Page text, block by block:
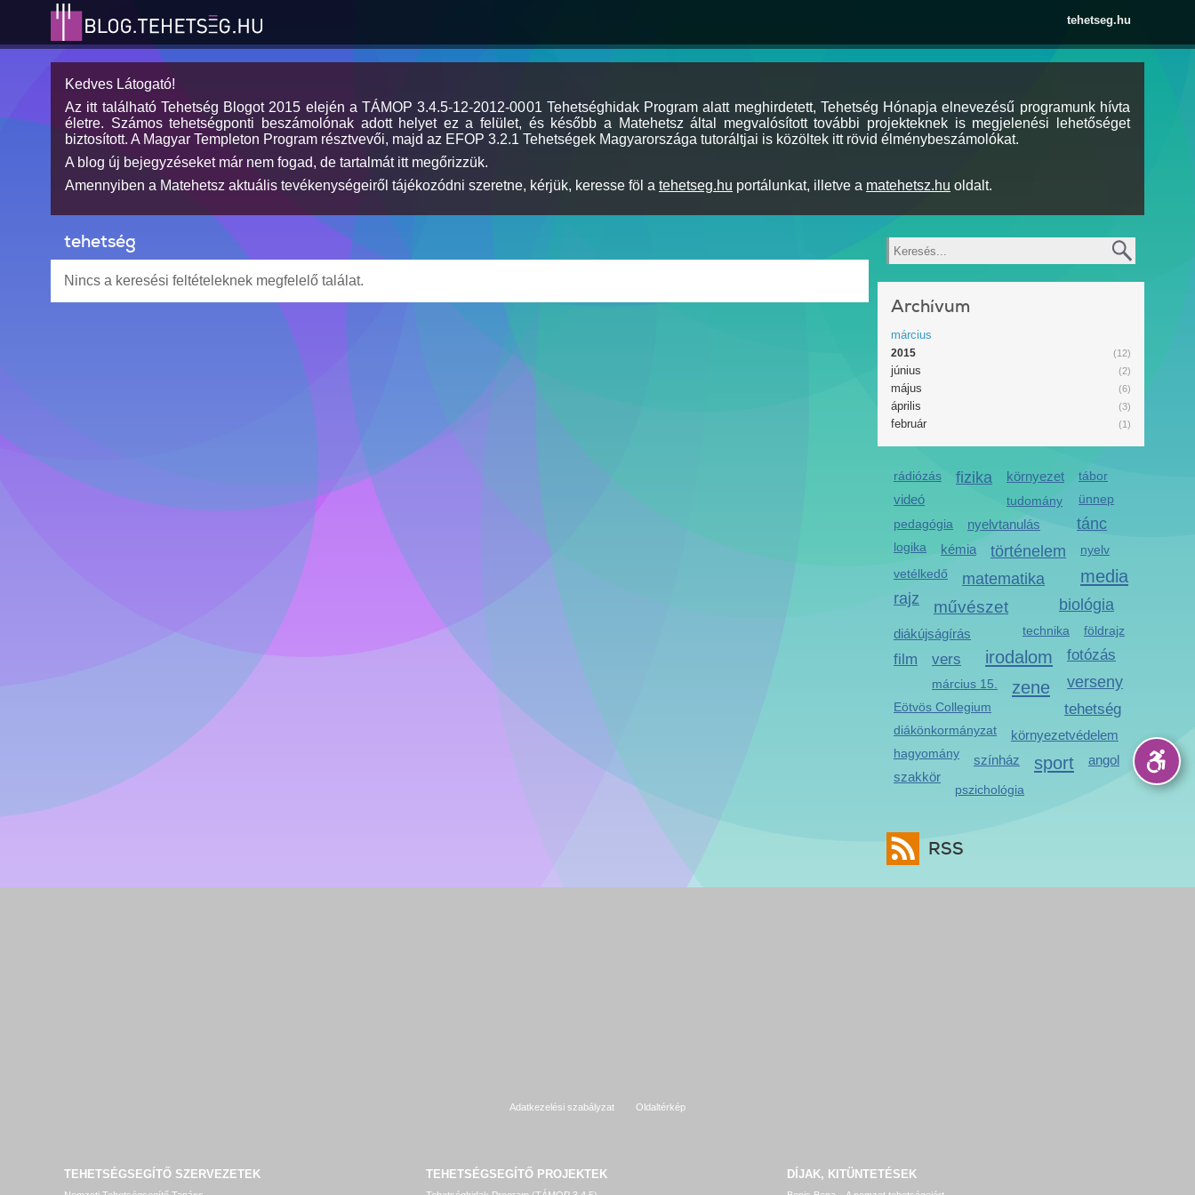
tehetseg.hu
Kedves Látogató!
Az itt található Tehetség Blogot 2015 elején a TÁMOP 3.4.5-12-2012-0001 Tehetséghidak Program alatt meghirdetett, Tehetség Hónapja elnevezésű programunk hívta
életre. Számos tehetségponti beszámolónak adott helyet ez a felület, és később a Matehetsz által megvalósított további projekteknek is megjelenési lehetőséget
biztosított. A Magyar Templeton Program résztvevői, majd az EFOP 3.2.1 Tehetségek Magyarországa tutoráltjai is közöltek itt rövid élménybeszámolókat.
A blog új bejegyzéseket már nem fogad, de tartalmát itt megőrizzük.
Amennyiben a Matehetsz aktuális tevékenységeiről tájékozódni szeretne, kérjük, keresse föl a tehetseg.hu portálunkat, illetve a matehetsz.hu oldalt.
tehetség
Nincs a keresési feltételeknek megfelelő találat.
Keresés
Archívum
március
(12)
2015
(2)
június
(6)
május
(3)
április
(1)
február
rádiózás fizika környezet
tudomány
tábor
videó
pedagógia nyelvtanulás
ünnep
tánc
logika kémia történelem
vetélkedő
nyelv
media
matematika
rajz
biológia
művészet
technika
diákújságírás
irodalom fotózás
film
március 15. verseny
Eötvös Collegium
zene
tehetség
földrajz
vers
diákönkormányzat környezetvédelem
hagyomány színház sport
szakkör
pszichológia
angol
RSS
Adatkezelési szabályzat Oldaltérkép
TEHETSÉGSEGÍTŐ SZERVEZETEK TEHETSÉGSEGÍTŐ PROJEKTEK DÍJAK, KITÜNTETÉSEK